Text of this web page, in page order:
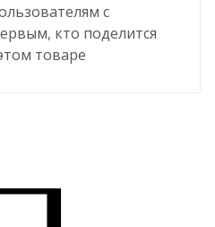
с
кто поделится
товаре